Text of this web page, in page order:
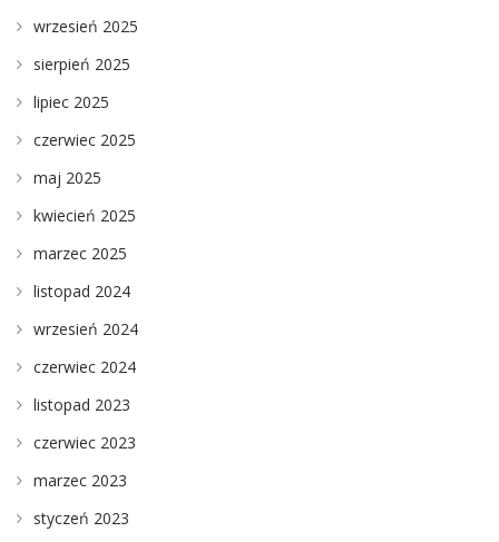
wrzesień 2025
sierpień 2025
lipiec 2025
czerwiec 2025
maj 2025
kwiecień 2025
marzec 2025
listopad 2024
wrzesień 2024
czerwiec 2024
listopad 2023
czerwiec 2023
marzec 2023
styczeń 2023